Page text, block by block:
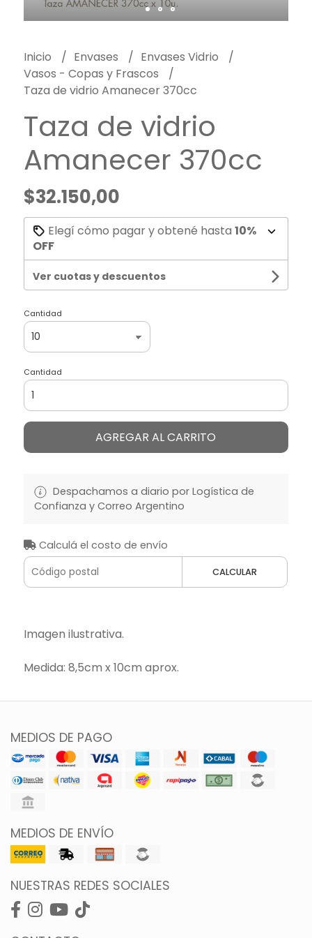
Inicio Envases
Envases Vidrio
Vasos - Copas y Frascos
Taza de vidrio Amanecer 370cc
Taza de vidrio
Amanecer 370cc
$32.150,00
Elegí cómo pagar y obtené hasta 10%
OFF
Ver cuotas y descuentos
Cantidad
Cantidad
AGREGAR AL CARRITO
Despachamos a diario por Logística de
Confianza y Correo Argentino
Calculá el costo de envío
CALCULAR
Imagen ilustrativa.
Medida: 8,5cm x 10cm aprox.
MEDIOS DE PAGO
MEDIOS DE ENVÍO
NUESTRAS REDES SOCIALES